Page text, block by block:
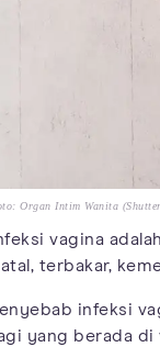
Organ Intim Wanita
vagina
terbakar,
infeksi
yang berada di